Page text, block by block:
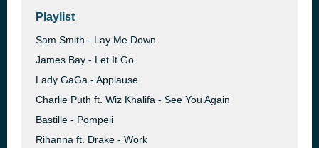
Playlist
Sam Smith - Lay Me Down
James Bay - Let It Go
Lady GaGa - Applause
Charlie Puth ft. Wiz Khalifa - See You Again
Bastille - Pompeii
Rihanna ft. Drake - Work